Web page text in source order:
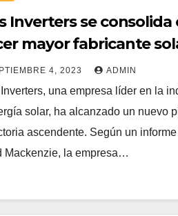
Inverters se consolida
mayor fabricante
4, 2023 ADMIN
una empresa líder en la
solar, ha alcanzado un nuevo
ascendente. Según un
Mackenzie, la empresa…